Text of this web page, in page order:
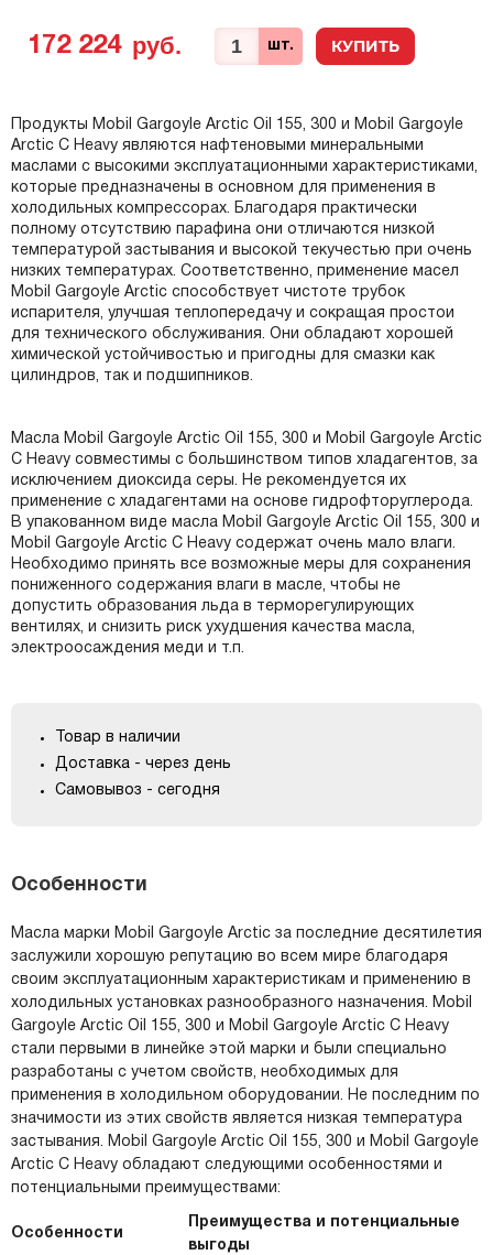
172 224 руб. шт. КУПИТЬ
Продукты Mobil Gargoyle Arctic Oil 155, 300 и Mobil Gargoyle
Arctic C Heavy являются нафтеновыми минеральными
маслами с высокими эксплуатационными характеристиками,
которые предназначены в основном для применения в
холодильных компрессорах. Благодаря практически
полному отсутствию парафина они отличаются низкой
температурой застывания и высокой текучестью при очень
низких температурах. Соответственно, применение масел
Mobil Gargoyle Arctic способствует чистоте трубок
испарителя, улучшая теплопередачу и сокращая простои
для технического обслуживания. Они обладают хорошей
химической устойчивостью и пригодны для смазки как
цилиндров, так и подшипников.
Масла Mobil Gargoyle Arctic Oil 155, 300 и Mobil Gargoyle Arctic
C Heavy совместимы с большинством типов хладагентов, за
исключением диоксида серы. Не рекомендуется их
применение с хладагентами на основе гидрофторуглерода.
В упакованном виде масла Mobil Gargoyle Arctic Oil 155, 300 и
Mobil Gargoyle Arctic C Heavy содержат очень мало влаги.
Необходимо принять все возможные меры для сохранения
пониженного содержания влаги в масле, чтобы не
допустить образования льда в терморегулирующих
вентилях, и снизить риск ухудшения качества масла,
электроосаждения меди и т.п.
Товар в наличии
Доставка - через день
Самовывоз - сегодня
Особенности
Масла марки Mobil Gargoyle Arctic за последние десятилетия
заслужили хорошую репутацию во всем мире благодаря
своим эксплуатационным характеристикам и применению в
холодильных установках разнообразного назначения. Mobil
Gargoyle Arctic Oil 155, 300 и Mobil Gargoyle Arctic C Heavy
стали первыми в линейке этой марки и были специально
разработаны с учетом свойств, необходимых для
применения в холодильном оборудовании. Не последним по
значимости из этих свойств является низкая температура
застывания. Mobil Gargoyle Arctic Oil 155, 300 и Mobil Gargoyle
Arctic C Heavy обладают следующими особенностями и
потенциальными преимуществами:
Особенности
Преимущества и потенциальные
выгоды